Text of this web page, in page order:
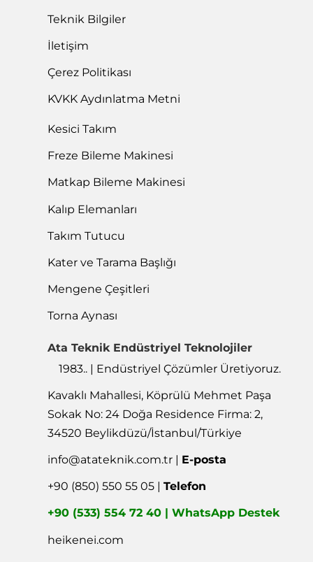
Teknik Bilgiler
İletişim
Çerez Politikası
KVKK Aydınlatma Metni
Kesici Takım
Freze Bileme Makinesi
Matkap Bileme Makinesi
Kalıp Elemanları
Takım Tutucu
Kater ve Tarama Başlığı
Mengene Çeşitleri
Torna Aynası
Ata Teknik Endüstriyel Teknolojiler
1983.. | Endüstriyel Çözümler Üretiyoruz.
Kavaklı Mahallesi, Köprülü Mehmet Paşa
Sokak No: 24 Doğa Residence Firma: 2,
34520 Beylikdüzü/İstanbul/Türkiye
info@atateknik.com.tr | E-posta
+90 (850) 550 55 05 |Telefon
+90 (533) 554 72 40 | WhatsApp Destek
heikenei.com